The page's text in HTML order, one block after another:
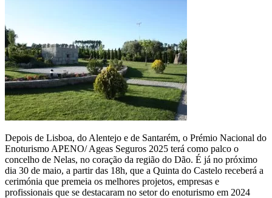
Depois de Lisboa, do Alentejo e de Santarém, o Prémio Nacional do
Enoturismo APENO/ Ageas Seguros 2025 terá como palco o
concelho de Nelas, no coração da região do Dão. É já no próximo
dia 30 de maio, a partir das 18h, que a Quinta do Castelo receberá a
cerimónia que premeia os melhores projetos, empresas e
profissionais que se destacaram no setor do enoturismo em 2024